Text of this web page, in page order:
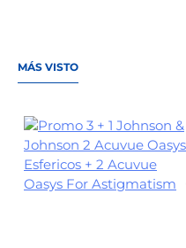
MÁS VISTO